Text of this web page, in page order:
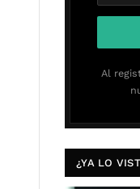
Al
¿YA LO